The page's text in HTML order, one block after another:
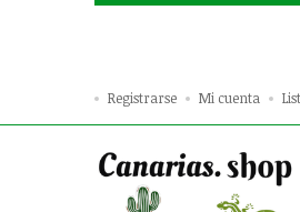
Registrarse Mi cuenta